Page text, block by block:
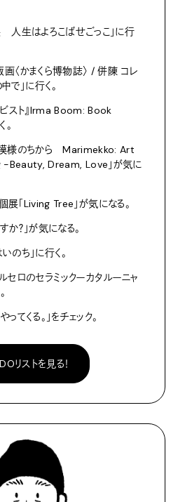
人生はよろこばせごっこ」に行
〈かまくら博物誌〉 / 併陳 コレ
で」に行く。
ビスト』Irma Boom: Book
模様のちから Marimekko: Art
Dream, Love」が気に
「Living Tree」が気になる。
か？」が気になる。
のち」に行く。
ルセロのセラミックーカタルーニャ
てくる。」をチェック。
リストを見る！